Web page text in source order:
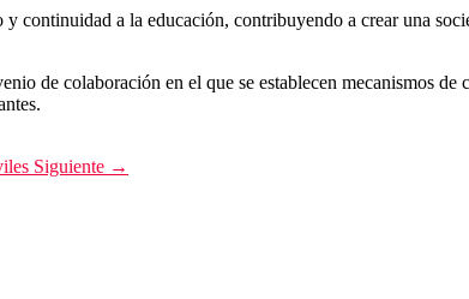
continuidad a la educación, contribuyendo a crear una
de colaboración en el que se establecen mecanismos
Siguiente →